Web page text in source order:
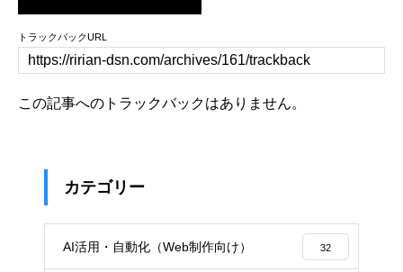
トラックバックURL
この記事へのトラックバックはありません。
カテゴリー
AI活用・自動化（Web制作向け） 32